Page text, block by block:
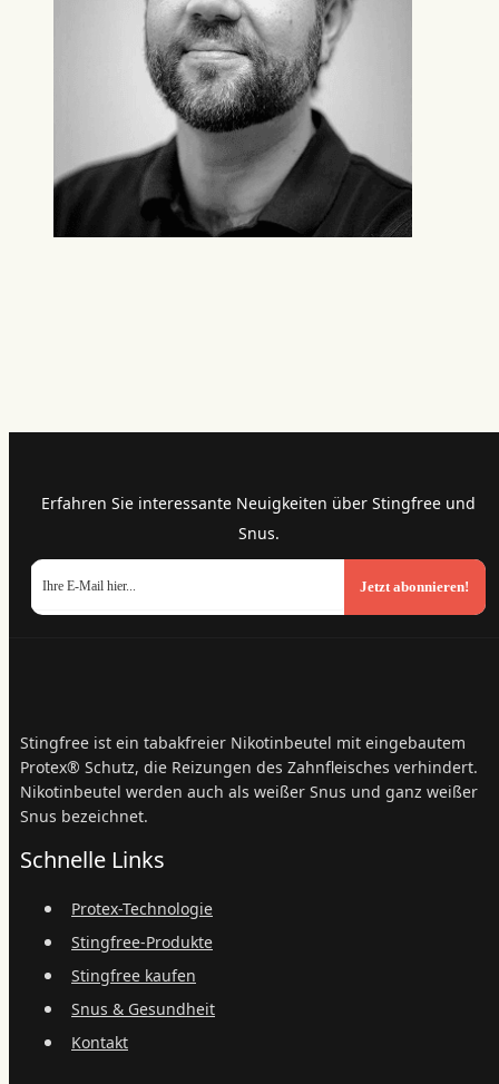
Erfahren Sie interessante Neuigkeiten über Stingfree und
Snus.
Jetzt abonnieren!
Stingfree ist ein tabakfreier Nikotinbeutel mit eingebautem
Protex® Schutz, die Reizungen des Zahnfleisches verhindert.
Nikotinbeutel werden auch als weißer Snus und ganz weißer
Snus bezeichnet.
Schnelle Links
Protex-Technologie
Stingfree-Produkte
Stingfree kaufen
Snus & Gesundheit
Kontakt